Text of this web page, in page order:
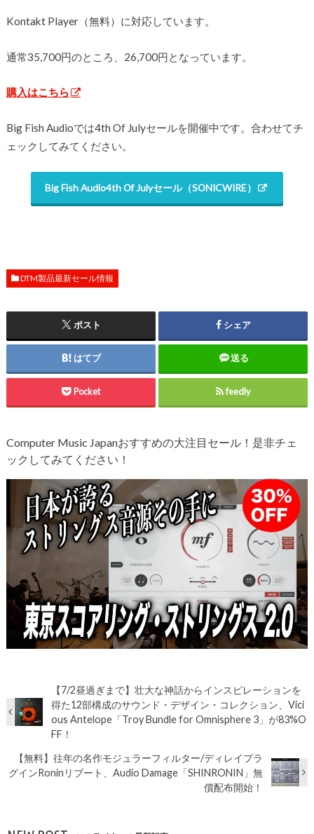
Kontakt Player（無料）に対応しています。
通常35,700円のところ、26,700円となっています。
購入はこちら
Big Fish Audioでは4th Of Julyセールを開催中です。合わせてチ
ェックしてみてください。
Big Fish Audio4th Of Julyセール（SONICWIRE）
DTM製品最新セール情報
ポスト シェア
はてブ 送る
Pocket feedly
Computer Music Japanおすすめの大注目セール！是非チェ
ックしてみてください！
【7/2昼過ぎまで】壮大な神話からインスピレーションを
得た12部構成のサウンド・デザイン・コレクション、Vici
ous Antelope「Troy Bundle for Omnisphere 3」が83%O
FF！
【無料】往年の名作モジュラーフィルター/ディレイプラ
グインRoninリブート、Audio Damage「SHINRONIN」無
償配布開始！